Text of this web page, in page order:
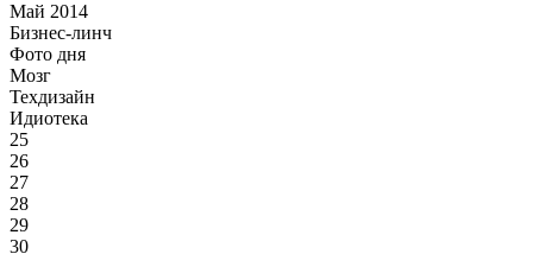
Май 2014
Бизнес-линч
Фото дня
Мозг
Техдизайн
Идиотека
25
26
27
28
29
30